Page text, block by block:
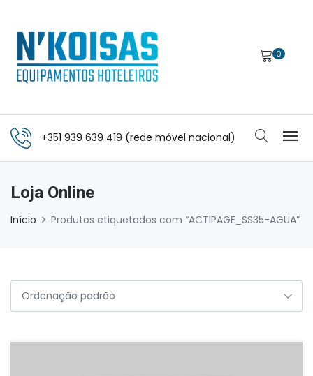
0
+351 939 639 419 (rede móvel nacional)
Loja Online
Início Produtos etiquetados com “ACTIPAGE_SS35-AGUA”